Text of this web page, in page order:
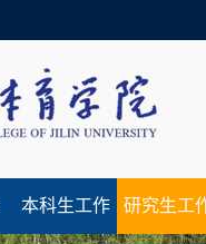
本科生工作 研究生工